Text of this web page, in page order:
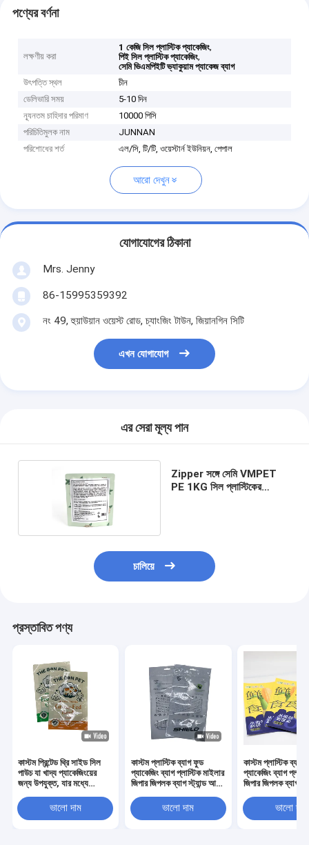
পণ্যের বর্ণনা
লক্ষণীয় করা
1 কেজি সিল প্লাস্টিক প্যাকেজিং,
পিই সিল প্লাস্টিক প্যাকেজিং,
সেমি ভিএমপিইটি ভ্যাকুয়াম প্যাকেজ ব্যাগ
উৎপত্তি স্থল
চীন
ডেলিভারি সময়
5-10 দিন
ন্যূনতম চাহিদার পরিমাণ
10000 পিসি
পরিচিতিমুলক নাম
JUNNAN
পরিশোধের শর্ত
এল/সি, টি/টি, ওয়েস্টার্ন ইউনিয়ন, পেপাল
আরো দেখুন
যোগাযোগের ঠিকানা
Mrs. Jenny
86-15995359392
নং 49, হুয়াউয়ান ওয়েস্ট রোড, চ্যাংজিং টাউন, জিয়ানগিন সিটি
এখন যোগাযোগ
এর সেরা মূল্য পান
Zipper সঙ্গে সেমি VMPET
PE 1KG সিল প্লাস্টিকের
চালিয়ে
প্রস্তাবিত পণ্য
কাস্টম প্রিন্টেড থ্রি সাইড সিল
পাউচ যা খাদ্য প্যাকেজিংয়ের
জন্য উপযুক্ত, যার মধ্যে
এবং শুকনো খাবার অন্তর্ভুক্ত
রয়েছে, টিয়ার নচ এবং জিপার সহ
ভালো দাম
কাস্টম প্লাস্টিক ব্যাগ ফুড
প্যাকেজিং ব্যাগ প্লাস্টিক মাইলার
জিপার জিপলক ব্যাগ স্ট্যান্ড আপ
মশলা প্যাকেজিংভালো দাম
কাস্টম প্লাস্টিক ব্যাগ
প্যাকেজিং ব্যাগ
জিপার জিপলক ব্যাগ
মশলা প্যাকেজিংভালো দাম